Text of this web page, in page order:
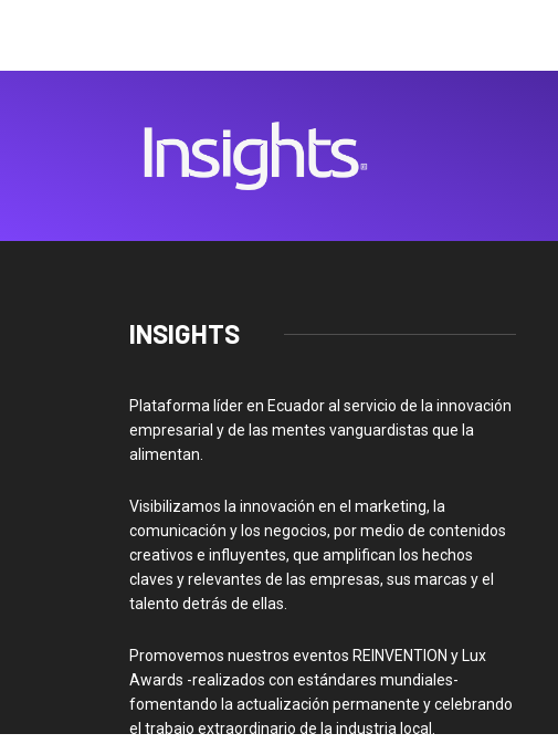
INSIGHTS
Plataforma líder en Ecuador al servicio de la innovación
empresarial y de las mentes vanguardistas que la
alimentan.
Visibilizamos la innovación en el marketing, la
comunicación y los negocios, por medio de contenidos
creativos e influyentes, que amplifican los hechos
claves y relevantes de las empresas, sus marcas y el
talento detrás de ellas.
Promovemos nuestros eventos REINVENTION y Lux
Awards -realizados con estándares mundiales-
fomentando la actualización permanente y celebrando
el trabajo extraordinario de la industria local.